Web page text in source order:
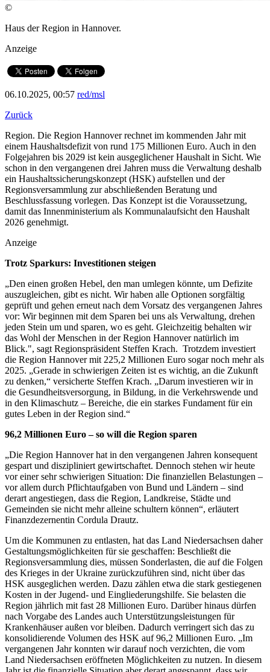
©
Haus der Region in Hannover.
Anzeige
06.10.2025, 00:57 red/msl
Zurück
Region. Die Region Hannover rechnet im kommenden Jahr mit
einem Haushaltsdefizit von rund 175 Millionen Euro. Auch in den
Folgejahren bis 2029 ist kein ausgeglichener Haushalt in Sicht. Wie
schon in den vergangenen drei Jahren muss die Verwaltung deshalb
ein Haushaltssicherungskonzept (HSK) aufstellen und der
Regionsversammlung zur abschließenden Beratung und
Beschlussfassung vorlegen. Das Konzept ist die Voraussetzung,
damit das Innenministerium als Kommunalaufsicht den Haushalt
2026 genehmigt.
Anzeige
Trotz Sparkurs: Investitionen steigen
„Den einen großen Hebel, den man umlegen könnte, um Defizite
auszugleichen, gibt es nicht. Wir haben alle Optionen sorgfältig
geprüft und gehen erneut nach dem Vorsatz des vergangenen Jahres
vor: Wir beginnen mit dem Sparen bei uns als Verwaltung, drehen
jeden Stein um und sparen, wo es geht. Gleichzeitig behalten wir
das Wohl der Menschen in der Region Hannover natürlich im
Blick.", sagt Regionspräsident Steffen Krach. Trotzdem investiert
die Region Hannover mit 225,2 Millionen Euro sogar noch mehr als
2025. „Gerade in schwierigen Zeiten ist es wichtig, an die Zukunft
zu denken,“ versicherte Steffen Krach. „Darum investieren wir in
die Gesundheitsversorgung, in Bildung, in die Verkehrswende und
in den Klimaschutz – Bereiche, die ein starkes Fundament für ein
gutes Leben in der Region sind.“
96,2 Millionen Euro – so will die Region sparen
„Die Region Hannover hat in den vergangenen Jahren konsequent
gespart und diszipliniert gewirtschaftet. Dennoch stehen wir heute
vor einer sehr schwierigen Situation: Die finanziellen Belastungen –
vor allem durch Pflichtaufgaben von Bund und Ländern – sind
derart angestiegen, dass die Region, Landkreise, Städte und
Gemeinden sie nicht mehr alleine schultern können“, erläutert
Finanzdezernentin Cordula Drautz.
Um die Kommunen zu entlasten, hat das Land Niedersachsen daher
Gestaltungsmöglichkeiten für sie geschaffen: Beschließt die
Regionsversammlung dies, müssen Sonderlasten, die auf die Folgen
des Krieges in der Ukraine zurückzuführen sind, nicht über das
HSK ausgeglichen werden. Dazu zählen etwa die stark gestiegenen
Kosten in der Jugend- und Eingliederungshilfe. Sie belasten die
Region jährlich mit fast 28 Millionen Euro. Darüber hinaus dürfen
nach Vorgabe des Landes auch Unterstützungsleistungen für
Krankenhäuser außen vor bleiben. Dadurch verringert sich das zu
konsolidierende Volumen des HSK auf 96,2 Millionen Euro. „Im
vergangenen Jahr konnten wir darauf noch verzichten, die vom
Land Niedersachsen eröffneten Möglichkeiten zu nutzen. In diesem